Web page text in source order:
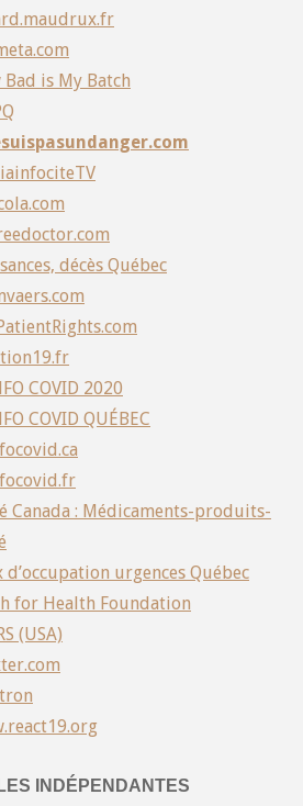
Bad is My Batch
décès Québec
COVID 2020
COVID QUÉBEC
Canada : Médicaments-produits-
d’occupation urgences Québec
for Health Foundation
(USA)
INDÉPENDANTES